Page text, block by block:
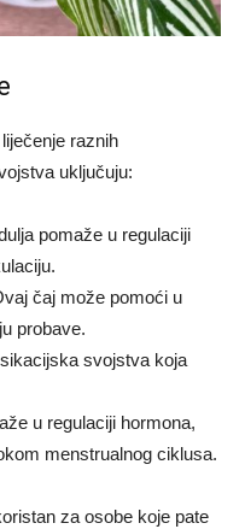
raznih
uključuju:
pomaže u regulaciji
čaj može pomoći u
probave.
svojstva koja
u regulaciji hormona,
menstrualnog ciklusa.
za osobe koje pate